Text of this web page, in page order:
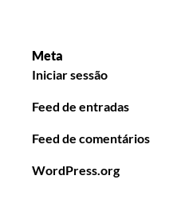
Meta
Iniciar sessão
Feed de entradas
Feed de comentários
WordPress.org